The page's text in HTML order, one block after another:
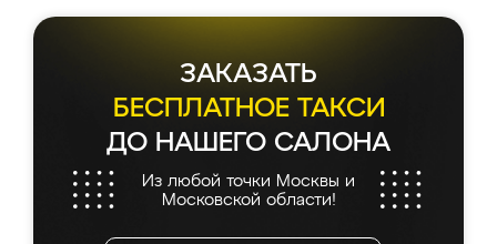
ЗАКАЗАТЬ
БЕСПЛАТНОЕ ТАКСИ
ДО НАШЕГО САЛОНА
Из любой точки Москвы и
Московской области!